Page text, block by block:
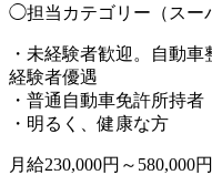
◯担当カテゴリー（スー
・未経験者歓迎。自動
経験者優遇
・普通自動車免許所持者
・明るく、健康な方
月給230,000円～580,000